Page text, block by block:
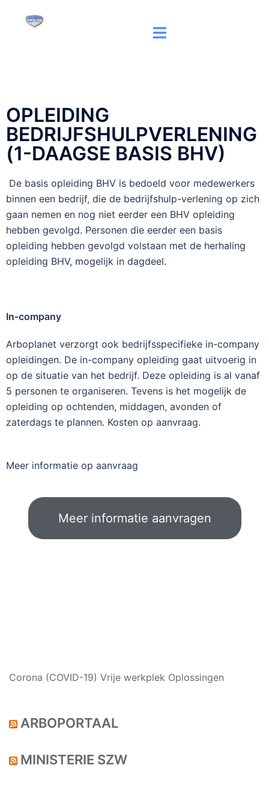
OPLEIDING
BEDRIJFSHULPVERLENING
(1-DAAGSE BASIS BHV)
De basis opleiding BHV is bedoeld voor medewerkers
binnen een bedrijf, die de bedrijfshulp-verlening op zich
gaan nemen en nog niet eerder een BHV opleiding
hebben gevolgd. Personen die eerder een basis
opleiding hebben gevolgd volstaan met de herhaling
opleiding BHV, mogelijk in dagdeel.
In-company
Arboplanet verzorgt ook bedrijfsspecifieke in-company
opleidingen. De in-company opleiding gaat uitvoerig in
op de situatie van het bedrijf. Deze opleiding is al vanaf
5 personen te organiseren. Tevens is het mogelijk de
opleiding op ochtenden, middagen, avonden of
zaterdags te plannen. Kosten op aanvraag.
Meer informatie op aanvraag
Meer informatie aanvragen
Corona (COVID-19) Vrije werkplek Oplossingen
ARBOPORTAAL
MINISTERIE SZW